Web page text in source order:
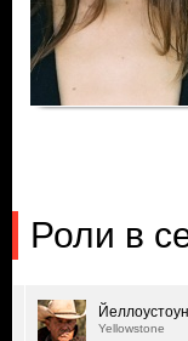
Роли в
Йеллоустоун
Yellowstone